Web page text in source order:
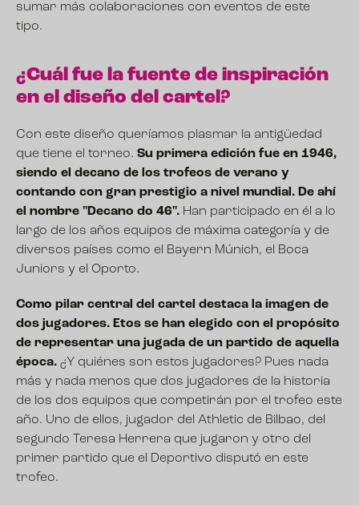
sumar más colaboraciones con eventos de este
tipo.
¿Cuál fue la fuente de inspiración
en el diseño del cartel?
Con este diseño queríamos plasmar la antigüedad
que tiene el torneo. Su primera edición fue en 1946,
siendo el decano de los trofeos de verano y
contando con gran prestigio a nivel mundial. De ahí
el nombre "Decano do 46". Han participado en él a lo
largo de los años equipos de máxima categoría y de
diversos países como el Bayern Múnich, el Boca
Juniors y el Oporto.
Como pilar central del cartel destaca la imagen de
dos jugadores. Etos se han elegido con el propósito
de representar una jugada de un partido de aquella
época. ¿Y quiénes son estos jugadores? Pues nada
más y nada menos que dos jugadores de la historia
de los dos equipos que competirán por el trofeo este
año. Uno de ellos, jugador del Athletic de Bilbao, del
segundo Teresa Herrera que jugaron y otro del
primer partido que el Deportivo disputó en este
trofeo.